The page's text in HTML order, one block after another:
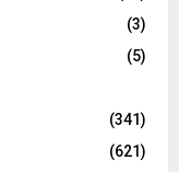
(3)
(5)
(341)
(621)